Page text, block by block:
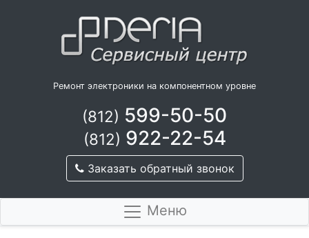
Ремонт электроники на компонентном уровне
(812) 599-50-50
(812) 922-22-54
Заказать обратный звонок
Меню